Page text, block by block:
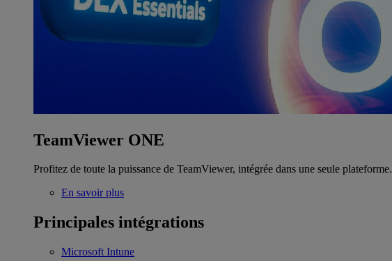
TeamViewer ONE
Profitez de toute la puissance de TeamViewer, intégrée dans une seule plateforme.
En savoir plus
Principales intégrations
Microsoft Intune